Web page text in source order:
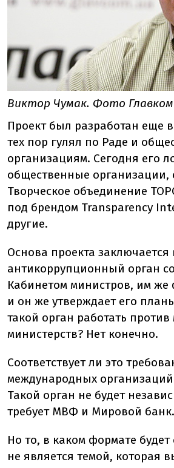
Виктор Чумак. Фото Главком
Проект был разработан еще
тех пор гулял по Раде и
организациям. Сегодня его
общественные организации,
Творческое объединение
под брендом Transparency
другие.
Основа проекта заключается
антикоррупционный орган
Кабинетом министров, им же
и он же утверждает его
такой орган работать
министерств? Нет конечно.
Соответствует ли это
международных
Такой орган не будет
требует МВФ и Мировой банк.
Но то, в каком формате будет
не является темой, которая